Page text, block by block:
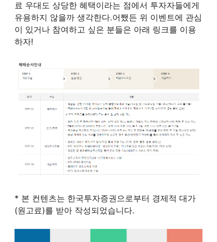
료 우대도 상당한 혜택이라는 점에서 투자자들에게
유용하지 않을까 생각한다.어쨌든 위 이벤트에 관심
이 있거나 참여하고 싶은 분들은 아래 링크를 이용
하자!
* 본 컨텐츠는 한국투자증권으로부터 경제적 대가
(원고료)를 받아 작성되었습니다.